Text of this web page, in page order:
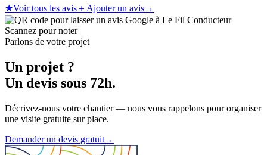
★Voir tous les avis＋ Ajouter un avis→
Scannez pour noter
Parlons de votre projet
Un projet ?
Un devis sous 72h.
Décrivez-nous votre chantier — nous vous rappelons pour organiser
une visite gratuite sur place.
Demander un devis gratuit→